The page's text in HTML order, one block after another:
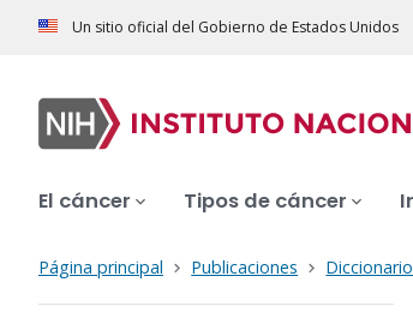
Un sitio oficial del Gobierno de Estados Unidos
El cáncer Tipos de cáncer
Página principal Publicaciones